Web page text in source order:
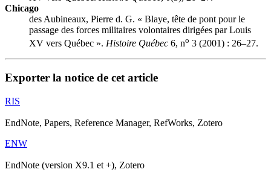
Chicago
des Aubineaux, Pierre d. G. « Blaye, tête de pont pour le
passage des forces militaires volontaires dirigées par Louis
XV vers Québec ». Histoire Québec 6, no 3 (2001) : 26–27.
Exporter la notice de cet article
RIS
EndNote, Papers, Reference Manager, RefWorks, Zotero
ENW
EndNote (version X9.1 et +), Zotero